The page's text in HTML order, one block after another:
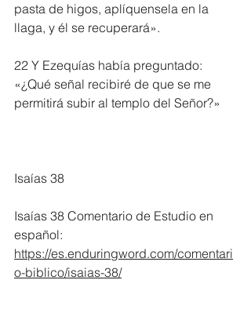
pasta de higos, aplíquensela en la
llaga, y él se recuperará».
22 Y Ezequías había preguntado:
«¿Qué señal recibiré de que se me
permitirá subir al templo del Señor?»
Isaías 38
Isaías 38 Comentario de Estudio en
español:
https://es.enduringword.com/comentari
o-biblico/isaias-38/